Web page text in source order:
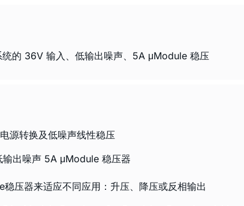
的 36V 输入、低输出噪声、5A μModule 稳压
源转换及低噪声线性稳压
输出噪声 5A μModule 稳压器
压器来适应不同应用：升压、降压或反相输出